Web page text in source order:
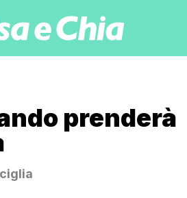
prenderà